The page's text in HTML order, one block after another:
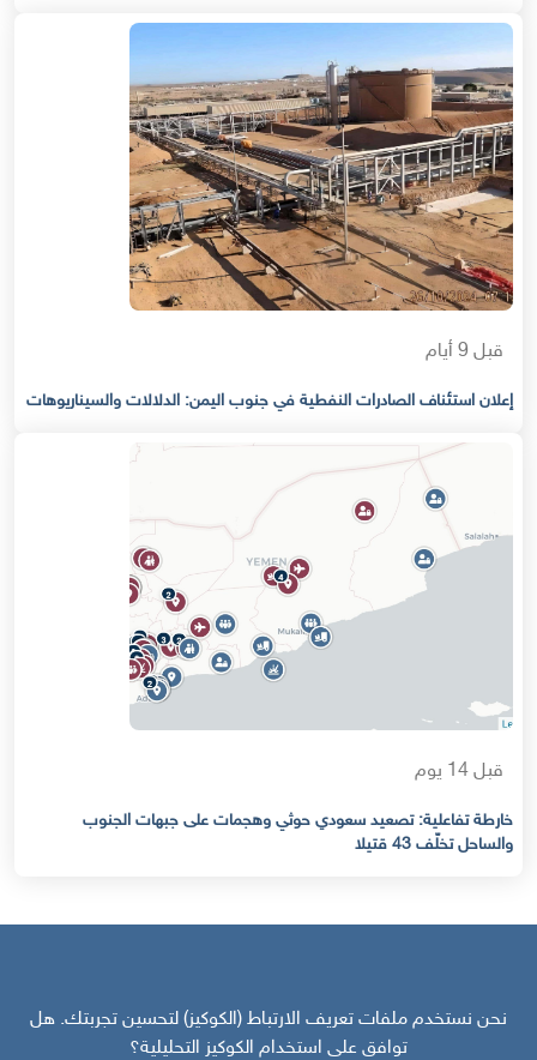
قبل 9 أيام
إعلان استئناف الصادرات النفطية في جنوب اليمن: الدلالات والسيناريوهات
قبل 14 يوم
خارطة تفاعلية: تصعيد سعودي حوثي وهجمات على جبهات الجنوب
والساحل تخلّف 43 قتيلا
نحن نستخدم ملفات تعريف الارتباط (الكوكيز) لتحسين تجربتك. هل
توافق على استخدام الكوكيز التحليلية؟